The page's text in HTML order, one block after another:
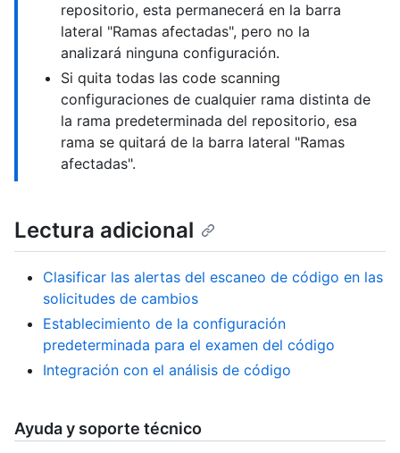
repositorio, esta permanecerá en la barra
lateral "Ramas afectadas", pero no la
analizará ninguna configuración.
Si quita todas las code scanning
configuraciones de cualquier rama distinta de
la rama predeterminada del repositorio, esa
rama se quitará de la barra lateral "Ramas
afectadas".
Lectura adicional
Clasificar las alertas del escaneo de código en las
solicitudes de cambios
Establecimiento de la configuración
predeterminada para el examen del código
Integración con el análisis de código
Ayuda y soporte técnico